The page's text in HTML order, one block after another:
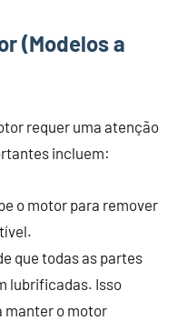
(Modelos a
requer uma atenção
incluem:
o motor para remover
que todas as partes
lubrificadas. Isso
manter o motor